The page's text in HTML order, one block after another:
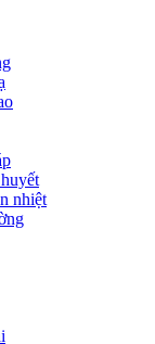
nhiệt